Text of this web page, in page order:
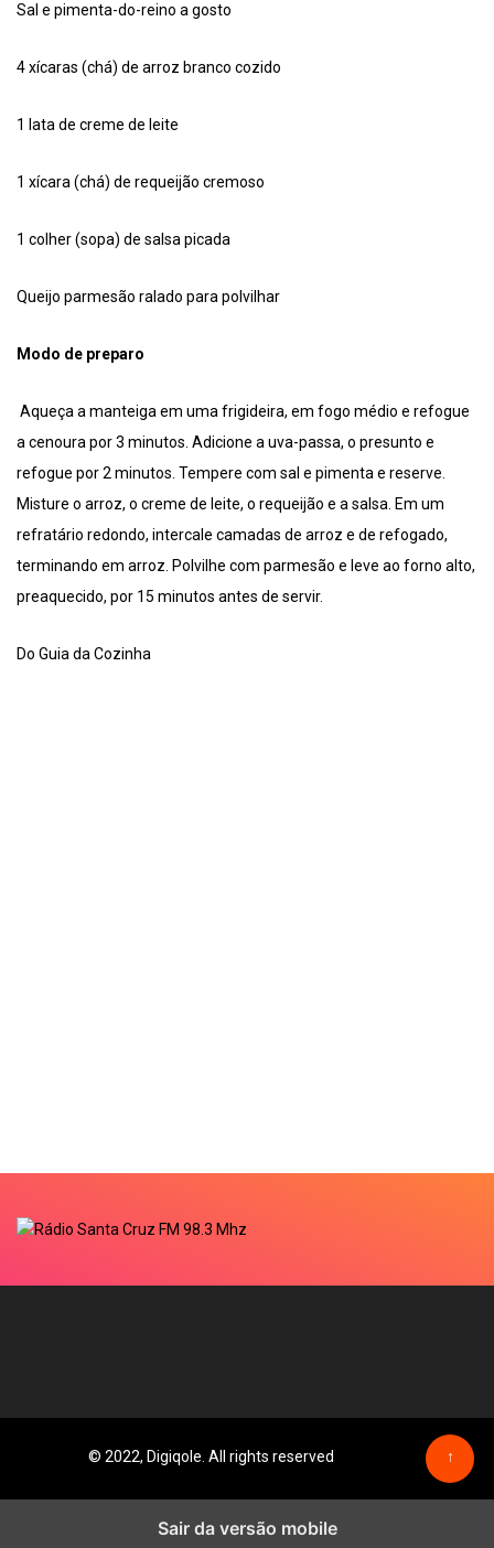
Sal e pimenta-do-reino a gosto
4 xícaras (chá) de arroz branco cozido
1 lata de creme de leite
1 xícara (chá) de requeijão cremoso
1 colher (sopa) de salsa picada
Queijo parmesão ralado para polvilhar
Modo de preparo
Aqueça a manteiga em uma frigideira, em fogo médio e refogue
a cenoura por 3 minutos. Adicione a uva-passa, o presunto e
refogue por 2 minutos. Tempere com sal e pimenta e reserve.
Misture o arroz, o creme de leite, o requeijão e a salsa. Em um
refratário redondo, intercale camadas de arroz e de refogado,
terminando em arroz. Polvilhe com parmesão e leve ao forno alto,
preaquecido, por 15 minutos antes de servir.
Do Guia da Cozinha
© 2022, Digiqole. All rights reserved ↑
Sair da versão mobile